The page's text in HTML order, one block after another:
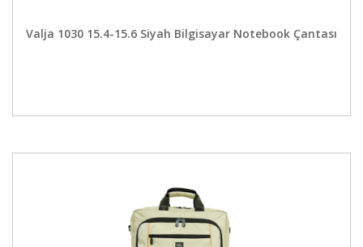
Valja 1030 15.4-15.6 Siyah Bilgisayar Notebook Çantası